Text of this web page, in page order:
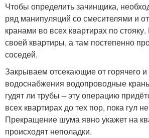
Чтобы определить зачинщика,
ряд манипуляций со смесителями и
кранами во всех квартирах по
своей квартиры, а там постепенно
соседей.
Закрываем отсекающие от горячего и
водоснабжения водопроводные
гудят ли трубы – эту операцию
всех квартирах до тех пор, пока гул
Прекращение шума явно укажет на
происходят неполадки.